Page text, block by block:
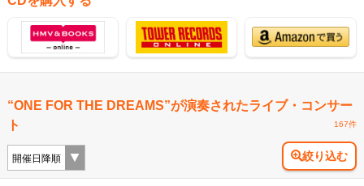
“ONE FOR THE DREAMS”が演奏されたライブ・コンサー
ト
167件
絞り込む